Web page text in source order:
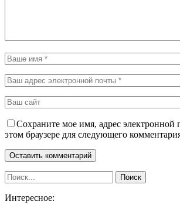
Сохраните мое имя, адрес электронной
этом браузере для следующего
Интересное: